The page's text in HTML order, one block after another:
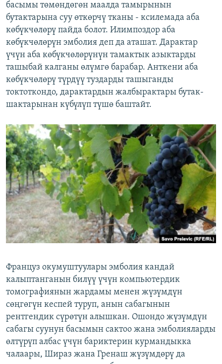
басымы төмөндөгөн маалда тамырынын
бутактарына суу өткөрчү тканы - ксилемада аба
көбүкчөлөрү пайда болот. Илимпоздор аба
көбүкчөлөрүн эмболия деп да аташат. Дарактар
үчүн аба көбүкчөлөрүнүн тамактык азыктарды
ташыбай калганы өлүмгө барабар. Анткени аба
көбүкчөлөрү түрдүү туздарды ташыганды
токтоткондо, дарактардын жалбырактары бутак-
шактарынан күбүлүп түшө баштайт.
Француз окумуштуулары эмболия кандай
калыптанганын билүү үчүн компьютердик
томографиянын жардамы менен жүзүмдүн
сөңгөгүн кеспей туруп, анын сабагынын
рентгендик сүрөтүн алышкан. Ошондо жүзүмдүн
сабагы суунун басымын сактоо жана эмболияларды
өлтүрүп албас үчүн бариктерин курмандыкка
чалаары, Шираз жана Гренаш жүзүмдөрү да